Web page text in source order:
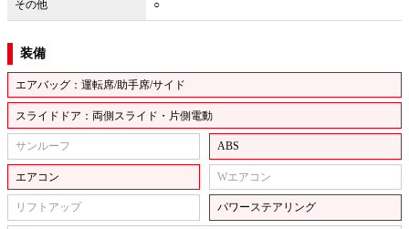
その他 ○
装備
エアバッグ：運転席/助手席/サイド
スライドドア：両側スライド・片側電動
サンルーフ ABS
エアコン Wエアコン
リフトアップ パワーステアリング